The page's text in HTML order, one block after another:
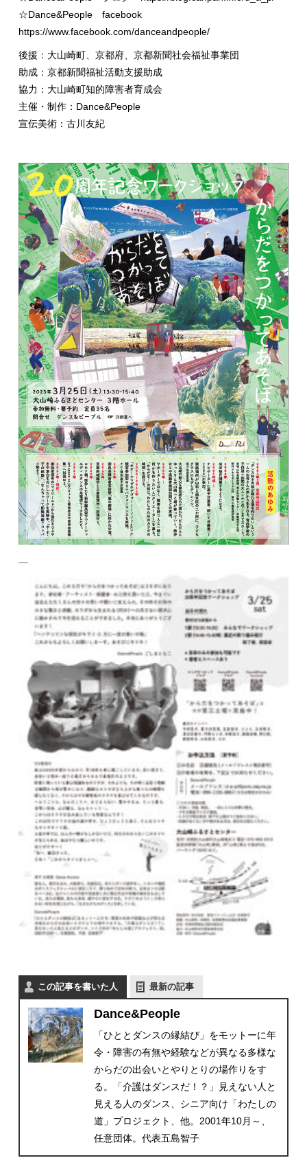
☆Dance&People facebook
https://www.facebook.com/danceandpeople/
後援：大山崎町、京都府、京都新聞社会福祉事業団
助成：京都新聞福祉活動支援助成
協力：大山崎町知的障害者育成会
主催・制作：Dance&People
宣伝美術：古川友紀
この記事を書いた人 最新の記事
Dance&People
「ひととダンスの縁結び」をモットーに年
令・障害の有無や経験などが異なる多様な
からだの出会いとやりとりの場作りをす
る。「介護はダンスだ！？」見えない人と
見える人のダンス、シニア向け「わたしの
道」プロジェクト、他。2001年10月～、
任意団体。代表五島智子